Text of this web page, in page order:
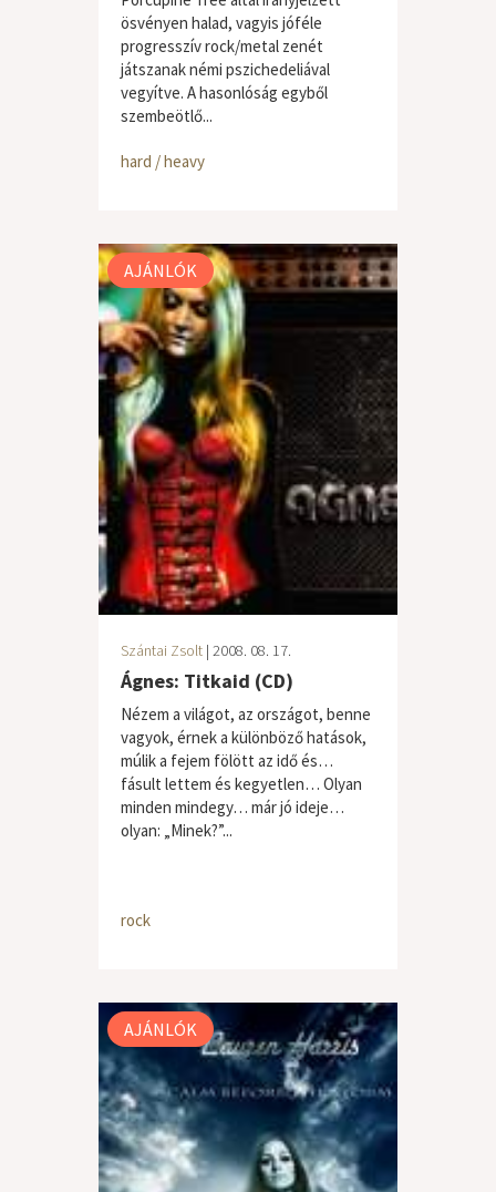
ösvényen halad, vagyis jóféle
progresszív rock/metal zenét
játszanak némi pszichedeliával
vegyítve. A hasonlóság egyből
szembeötlő...
hard / heavy
AJÁNLÓK
Szántai Zsolt | 2008. 08. 17.
Ágnes: Titkaid (CD)
Nézem a világot, az országot, benne
vagyok, érnek a különböző hatások,
múlik a fejem fölött az idő és…
fásult lettem és kegyetlen… Olyan
minden mindegy… már jó ideje…
olyan: „Minek?”...
rock
AJÁNLÓK